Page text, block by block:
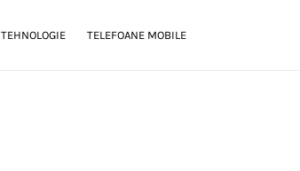
TEHNOLOGIE TELEFOANE MOBILE